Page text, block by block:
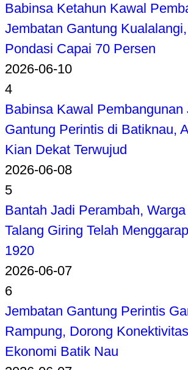
Babinsa Ketahun Kawal
Jembatan Gantung
Pondasi Capai 70 Persen
2026-06-10
4
Babinsa Kawal Pembangunan
Gantung Perintis di Batiknau,
Kian Dekat Terwujud
2026-06-08
5
Bantah Jadi Perambah,
Talang Giring Telah
1920
2026-06-07
6
Jembatan Gantung Perintis
Rampung, Dorong
Ekonomi Batik Nau